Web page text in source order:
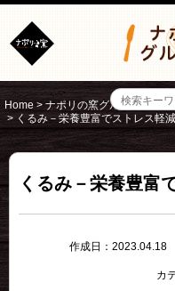
Home > ナポリの窯グルメブログ >
> くるみ－栄養豊富でストレス軽
くるみ－栄養豊富
作成日：2023.04.18
カ